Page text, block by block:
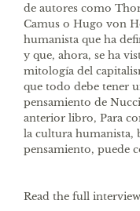
de autores como
Camus o Hugo von
humanista que ha
y que, ahora, se ha
mitología del
que todo debe tener
pensamiento de
anterior libro, Para
la cultura humanista,
pensamiento, puede
Read the full interview